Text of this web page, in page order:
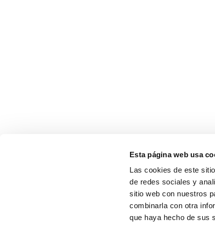
Esta página web usa
Las cookies de este
de redes sociales y
sitio web con nuestros
combinarla con otra
que haya hecho de sus